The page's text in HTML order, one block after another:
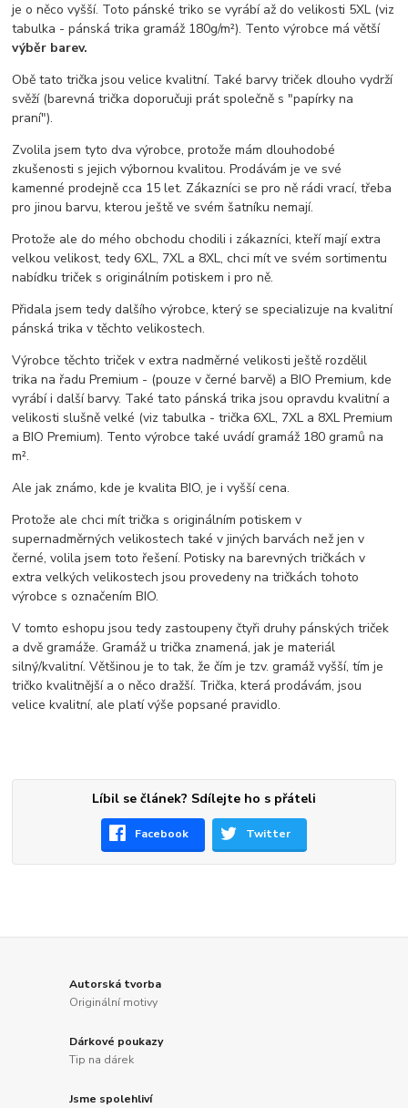
je o něco vyšší. Toto pánské triko se vyrábí až do velikosti 5XL (viz
tabulka - pánská trika gramáž 180g/m²). Tento výrobce má větší
výběr barev.
Obě tato trička jsou velice kvalitní. Také barvy triček dlouho vydrží
svěží (barevná trička doporučuji prát společně s "papírky na
praní").
Zvolila jsem tyto dva výrobce, protože mám dlouhodobé
zkušenosti s jejich výbornou kvalitou. Prodávám je ve své
kamenné prodejně cca 15 let. Zákazníci se pro ně rádi vrací, třeba
pro jinou barvu, kterou ještě ve svém šatníku nemají.
Protože ale do mého obchodu chodili i zákazníci, kteří mají extra
velkou velikost, tedy 6XL, 7XL a 8XL, chci mít ve svém sortimentu
nabídku triček s originálním potiskem i pro ně.
Přidala jsem tedy dalšího výrobce, který se specializuje na kvalitní
pánská trika v těchto velikostech.
Výrobce těchto triček v extra nadměrné velikosti ještě rozdělil
trika na řadu Premium - (pouze v černé barvě) a BIO Premium, kde
vyrábí i další barvy. Také tato pánská trika jsou opravdu kvalitní a
velikosti slušně velké (viz tabulka - trička 6XL, 7XL a 8XL Premium
a BIO Premium). Tento výrobce také uvádí gramáž 180 gramů na
m².
Ale jak známo, kde je kvalita BIO, je i vyšší cena.
Protože ale chci mít trička s originálním potiskem v
supernadměrných velikostech také v jiných barvách než jen v
černé, volila jsem toto řešení. Potisky na barevných tričkách v
extra velkých velikostech jsou provedeny na tričkách tohoto
výrobce s označením BIO.
V tomto eshopu jsou tedy zastoupeny čtyři druhy pánských triček
a dvě gramáže. Gramáž u trička znamená, jak je materiál
silný/kvalitní. Většinou je to tak, že čím je tzv. gramáž vyšší, tím je
tričko kvalitnější a o něco dražší. Trička, která prodávám, jsou
velice kvalitní, ale platí výše popsané pravidlo.
Líbil se článek? Sdílejte ho s přáteli
Facebook Twitter
Autorská tvorba
Originální motivy
Dárkové poukazy
Tip na dárek
Jsme spolehliví